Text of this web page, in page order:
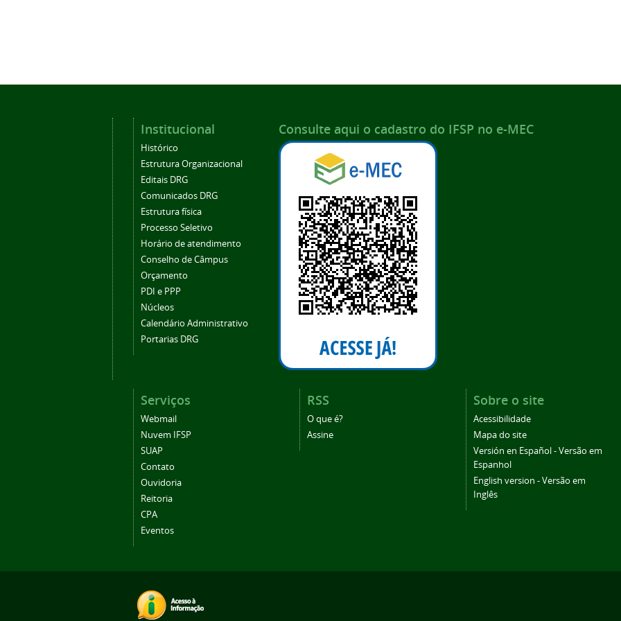
Institucional
Histórico
Estrutura Organizacional
Editais DRG
Comunicados DRG
Estrutura física
Processo Seletivo
Horário de atendimento
Conselho de Câmpus
Orçamento
PDI e PPP
Núcleos
Calendário Administrativo
Portarias DRG
Consulte aqui o cadastro do IFSP no e-MEC
Serviços
Webmail
Nuvem IFSP
SUAP
Contato
Ouvidoria
Reitoria
CPA
Eventos
RSS
O que é?
Assine
Sobre o site
Acessibilidade
Mapa do site
Versión en Español - Versão em
Espanhol
English version - Versão em
Inglês